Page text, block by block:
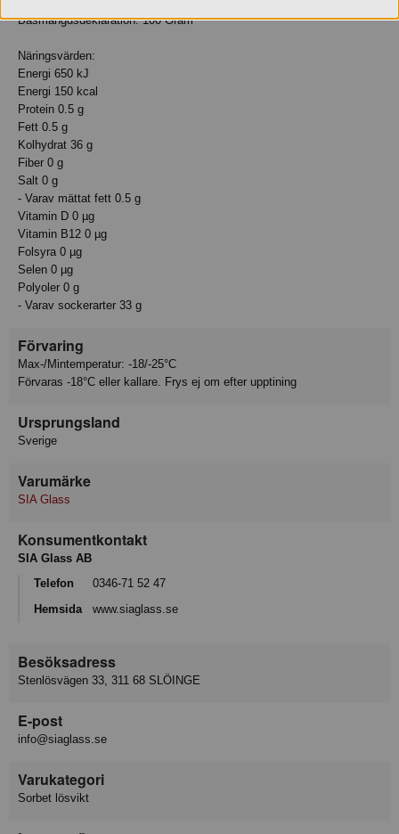
Basmängdsdeklaration: 100 Gram
Näringsvärden:
Energi 650 kJ
Energi 150 kcal
Protein 0.5 g
Fett 0.5 g
Kolhydrat 36 g
Fiber 0 g
Salt 0 g
- Varav mättat fett 0.5 g
Vitamin D 0 µg
Vitamin B12 0 µg
Folsyra 0 µg
Selen 0 µg
Polyoler 0 g
- Varav sockerarter 33 g
Förvaring
Max-/Mintemperatur: -18/-25°C
Förvaras -18°C eller kallare. Frys ej om efter upptining
Ursprungsland
Sverige
Varumärke
SIA Glass
Konsumentkontakt
SIA Glass AB
Telefon
0346-71 52 47
Hemsida
www.siaglass.se
Besöksadress
Stenlösvägen 33, 311 68 SLÖINGE
E-post
info@siaglass.se
Varukategori
Sorbet lösvikt